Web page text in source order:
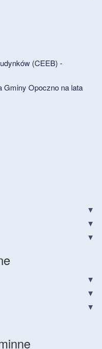
(CEEB) -
Gminy Opoczno na lata